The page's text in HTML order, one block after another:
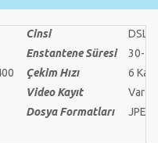
Cinsi
DSLR
Enstantene Süresi
30-1
Çekim Hızı
6
Video Kayıt
Var
Dosya Formatları
JPEG